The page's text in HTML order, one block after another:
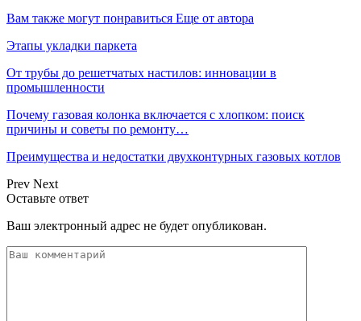
Вам также могут понравиться Еще от автора
Этапы укладки паркета
От трубы до решетчатых настилов: инновации в
промышленности
Почему газовая колонка включается с хлопком: поиск
причины и советы по ремонту…
Преимущества и недостатки двухконтурных газовых котлов
Prev Next
Оставьте ответ
Ваш электронный адрес не будет опубликован.